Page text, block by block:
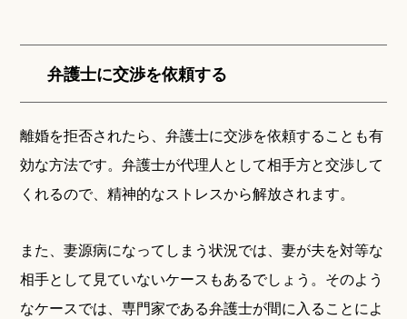
弁護士に交渉を依頼する
離婚を拒否されたら、弁護士に交渉を依頼することも有
効な方法です。弁護士が代理人として相手方と交渉して
くれるので、精神的なストレスから解放されます。
また、妻源病になってしまう状況では、妻が夫を対等な
相手として見ていないケースもあるでしょう。そのよう
なケースでは、専門家である弁護士が間に入ることによ